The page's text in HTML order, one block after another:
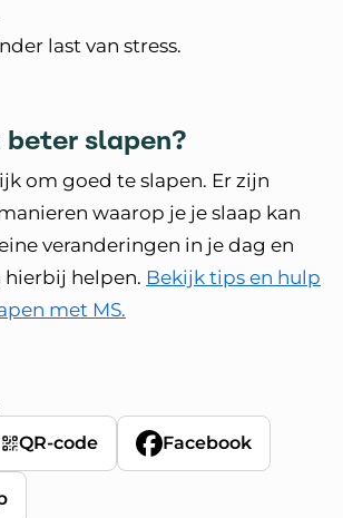
last van stress.
beter slapen?
om goed te slapen. Er zijn
waarop je je slaap kan
veranderingen in je dag en
hierbij helpen. Bekijk tips en hulp
met MS.
QR-code Facebook